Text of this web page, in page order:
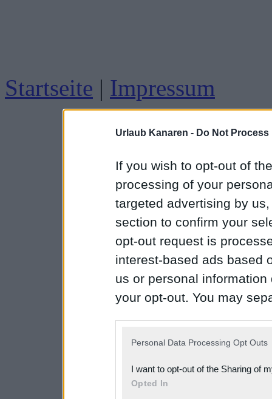
Urlaub Kanaren - Do Not
If you wish to opt-out of
processing of your
targeted advertising by
section to confirm your
opt-out request is
interest-based ads based
us or personal
your opt-out. You may
Downstream Participants
third parties.
Personal Data Processing Opt Outs
I want to opt-out of the Sharing of
Opted In
Startseite | Impressum